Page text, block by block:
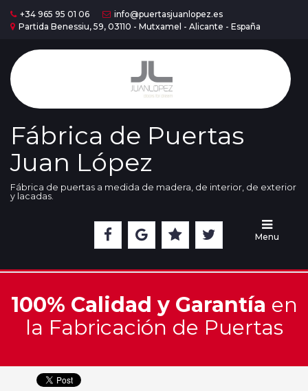
+34 965 95 01 06
info@puertasjuanlopez.es
Partida Benessiu, 59, 03110 - Mutxamel - Alicante - España
Fábrica de Puertas
Juan López
Fábrica de puertas a medida de madera, de interior, de exterior
y lacadas.
Menu
Home
Puertas
Serie
Puertas
Serie
Lac
Exposición
Acabados
Materiales
Catálogo
Interactivo
100% Calidad y Garantía en
la Fabricación de Puertas